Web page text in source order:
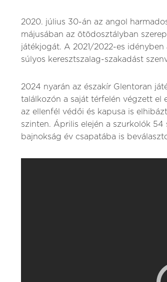
2020. július 30-án az angol
májusában az ötödosztályban
játékjogát. A 2021/2022-es
súlyos keresztszalag-szakadást
2024 nyarán az északír Glentoran
találkozón a saját térfelén végzett el
az ellenfél védői és kapusa is
szinten. Április elején a szurkolók
bajnokság év csapatába is